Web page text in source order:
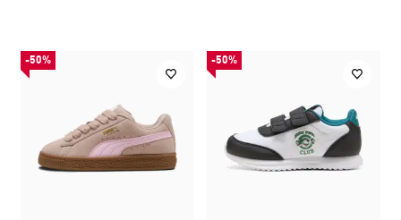
-50% -50%